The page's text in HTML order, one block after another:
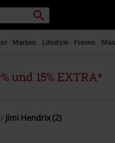
Packstation
suchen
Marken Lifestyle Frauen
und 15% EXTRA*
Jimi Hendrix (2)